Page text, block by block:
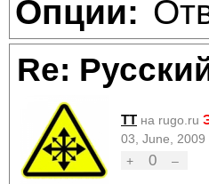
Опции:
Re:
TT на rugo.ru
03, June, 2009
+
0 –